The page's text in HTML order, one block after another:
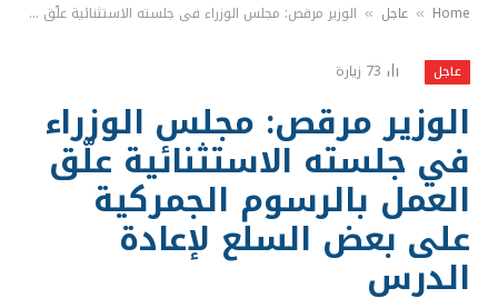
Home
» عاجل » الوزير مرقص: مجلس الوزراء في جلسته الاستثنائية علّق العمل بالرسوم الجمركية على بعض السلع لإعادة الدرس
عاجل 73 زيارة
الوزير مرقص: مجلس الوزراء
في جلسته الاستثنائية علّق
العمل بالرسوم الجمركية
على بعض السلع لإعادة
الدرس